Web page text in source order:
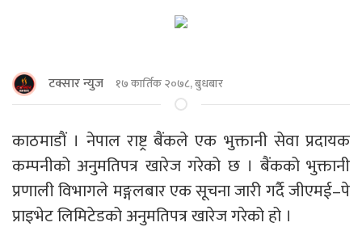
टक्सार न्युज १७ कार्तिक २०७८, बुधबार
काठमाडाैं । नेपाल राष्ट्र बैंकले एक भुक्तानी सेवा प्रदायक
कम्पनीको अनुमतिपत्र खारेज गरेको छ । बैंकको भुक्तानी
प्रणाली विभागले मङ्गलबार एक सूचना जारी गर्दै जीएमई–पे
प्राइभेट लिमिटेडको अनुमतिपत्र खारेज गरेको हो ।